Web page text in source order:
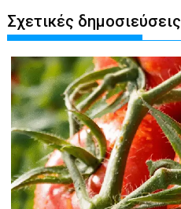
Σχετικές δημοσιεύσεις